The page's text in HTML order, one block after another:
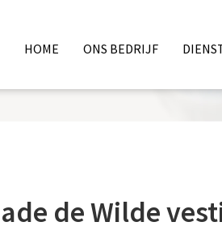
HOME ONS BEDRIJF
DE HOOGSTE
de Wilde